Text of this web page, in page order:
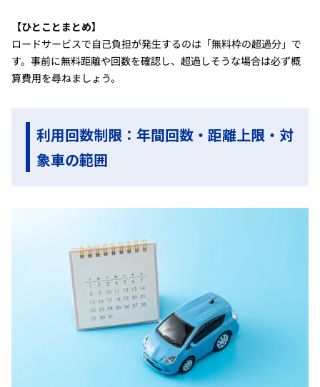
【ひとことまとめ】
ロードサービスで自己負担が発生するのは「無料枠の超過分」で
す。事前に無料距離や回数を確認し、超過しそうな場合は必ず概
算費用を尋ねましょう。
利用回数制限：年間回数・距離上限・対
象車の範囲